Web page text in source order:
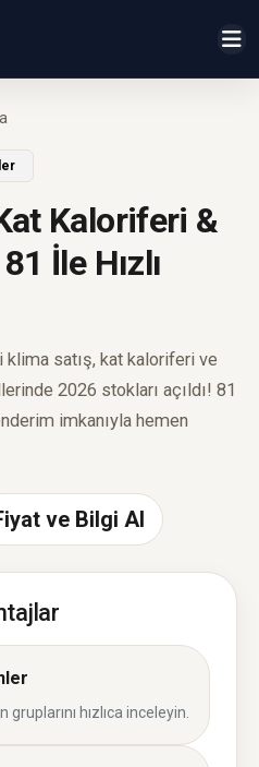
Kaloriferi &
İle Hızlı
klima satış, kat kaloriferi ve
2026 stokları açıldı! 81
imkanıyla hemen
ve Bilgi Al
hızlıca inceleyin.